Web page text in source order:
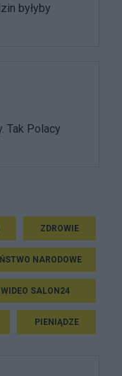
byłyby
Tak Polacy
ZDROWIE
NARODOWE
WIDEO SALON24
PIENIĄDZE